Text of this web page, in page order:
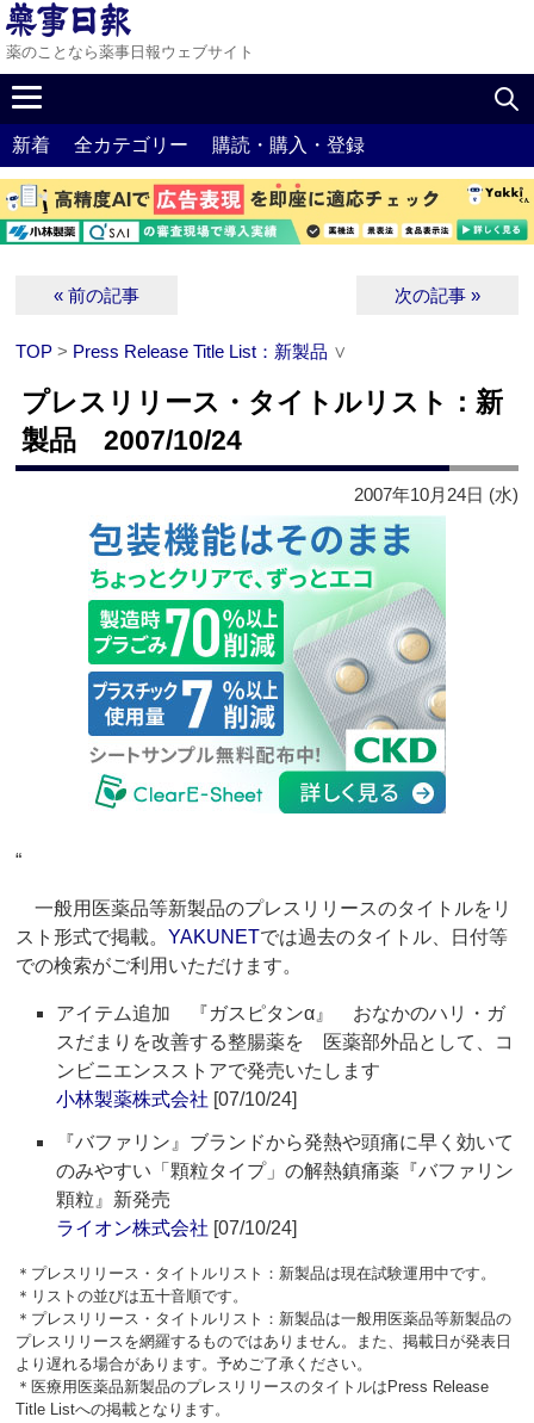
薬のことなら薬事日報ウェブサイト
新着 全カテゴリー 購読・購入・登録
« 前の記事 次の記事 »
TOP > Press Release Title List：新製品 ∨
プレスリリース・タイトルリスト：新
製品 2007/10/24
2007年10月24日 (水)
“
一般用医薬品等新製品のプレスリリースのタイトルをリ
スト形式で掲載。YAKUNETでは過去のタイトル、日付等
での検索がご利用いただけます。
アイテム追加 『ガスピタンα』 おなかのハリ・ガ
スだまりを改善する整腸薬を 医薬部外品として、コ
ンビニエンスストアで発売いたします
小林製薬株式会社 [07/10/24]
『バファリン』ブランドから発熱や頭痛に早く効いて
のみやすい「顆粒タイプ」の解熱鎮痛薬『バファリン
顆粒』新発売
ライオン株式会社 [07/10/24]
＊プレスリリース・タイトルリスト：新製品は現在試験運用中です。
＊リストの並びは五十音順です。
＊プレスリリース・タイトルリスト：新製品は一般用医薬品等新製品の
プレスリリースを網羅するものではありません。また、掲載日が発表日
より遅れる場合があります。予めご了承ください。
＊医療用医薬品新製品のプレスリリースのタイトルはPress Release
Title Listへの掲載となります。